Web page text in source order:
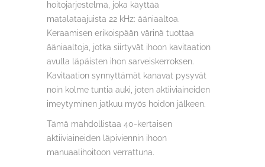
hoitojärjestelmä, joka käyttää
matalataajuista 22 kHz: ääniaaltoa.
Keraamisen erikoispään värinä tuottaa
ääniaaltoja, jotka siirtyvät ihoon kavitaation
avulla läpäisten ihon sarveiskerroksen.
Kavitaation synnyttämät kanavat pysyvät
noin kolme tuntia auki, joten aktiiviaineiden
imeytyminen jatkuu myös hoidon jälkeen.
Tämä mahdollistaa 40-kertaisen
aktiiviaineiden läpiviennin ihoon
manuaalihoitoon verrattuna.